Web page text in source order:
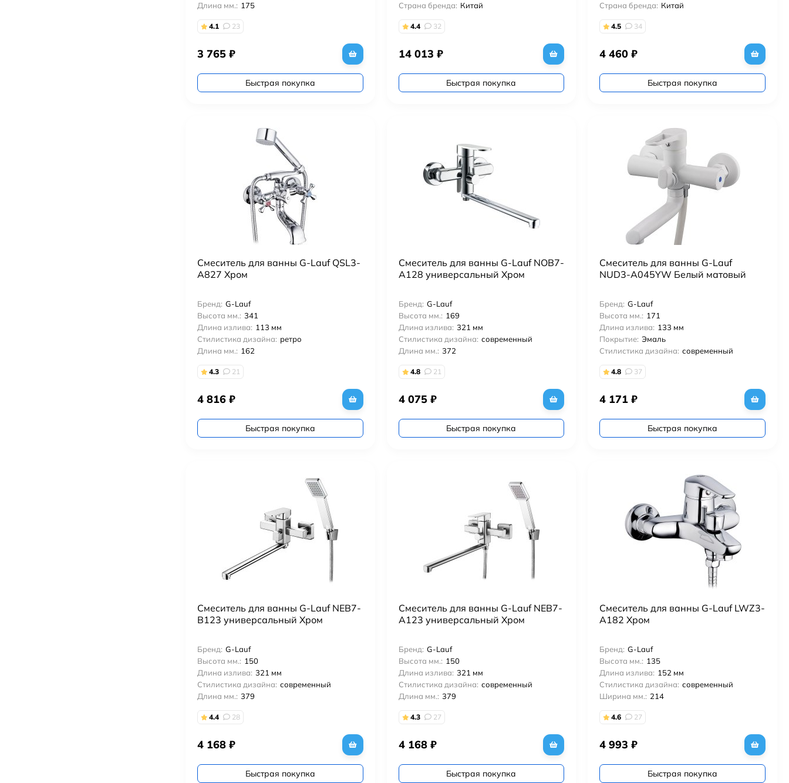
Длина мм.: 175
4.1 23
3 765 ₽
Быстрая покупка
Страна бренда: Китай
4.4 32
14 013 ₽
Быстрая покупка
Страна бренда: Китай
4.5 34
4 460₽
Быстрая покупка
Смеситель для ванны G-Lauf QSL3-
A827 Хром
Бренд: G-Lauf
Высота мм.: 341
Длина излива: 113 мм
Стилистика дизайна: ретро
Длина мм.: 162
4.3 21
4 816 ₽
Быстрая покупка
Смеситель для ванны G-Lauf NOB7-
A128 универсальный Хром
Бренд: G-Lauf
Высота мм.: 169
Длина излива: 321 мм
Стилистика дизайна: современный
Длина мм.: 372
4.8 21
4 075 ₽
Быстрая покупка
Смеситель для ванны G-Lauf
NUD3-A045YW Белый матовый
Бренд: G-Lauf
Высота мм.: 171
Длина излива: 133 мм
Покрытие: Эмаль
Стилистика дизайна: современный
4.8 37
4 171₽
Быстрая покупка
Смеситель для ванны G-Lauf NEB7-
B123 универсальный Хром
Бренд: G-Lauf
Высота мм.: 150
Длина излива: 321 мм
Стилистика дизайна: современный
Длина мм.: 379
4.4 28
4 168 ₽
Быстрая покупка
Смеситель для ванны G-Lauf NEB7-
A123 универсальный Хром
Бренд: G-Lauf
Высота мм.: 150
Длина излива: 321 мм
Стилистика дизайна: современный
Длина мм.: 379
4.3 27
4 168 ₽
Быстрая покупка
Смеситель для ванны G-Lauf LWZ3-
A182 Хром
Бренд: G-Lauf
Высота мм.: 135
Длина излива: 152 мм
Стилистика дизайна: современный
Ширина мм.: 214
4.6 27
4 993₽
Быстрая покупка